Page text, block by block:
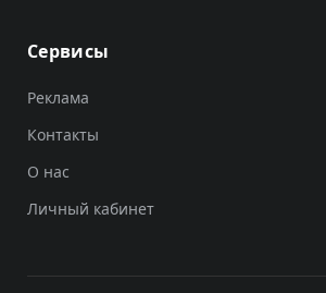
Сервисы
Реклама
Контакты
О нас
Личный кабинет